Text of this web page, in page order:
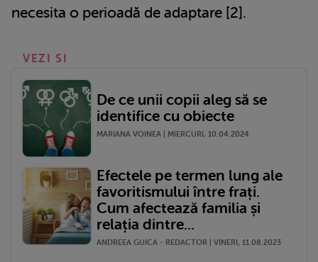
necesita o perioadă de adaptare [2].
VEZI SI
De ce unii copii aleg să se
identifice cu obiecte
MARIANA VOINEA | MIERCURI, 10.04.2024
Efectele pe termen lung ale
favoritismului între frați.
Cum afectează familia și
relația dintre...
ANDREEA GUICA - REDACTOR | VINERI, 11.08.2023